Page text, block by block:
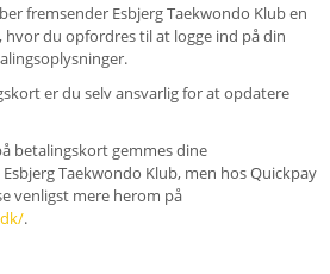
fremsender Esbjerg Taekwondo Klub en
hvor du opfordres til at logge ind på din
er du selv ansvarlig for at opdatere
betalingskort gemmes dine
Taekwondo Klub, men hos Quickpay
venligst mere herom på
.